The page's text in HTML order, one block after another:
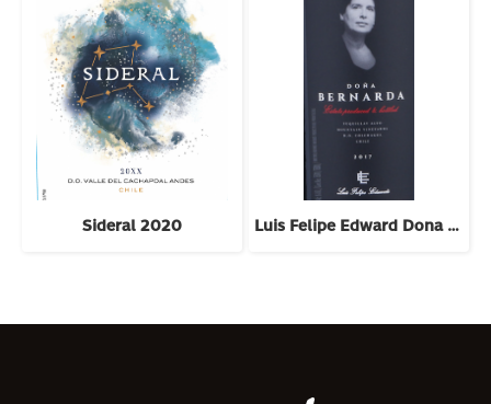
Sideral 2020 Luis Felipe Edward Dona Bernarda 2018